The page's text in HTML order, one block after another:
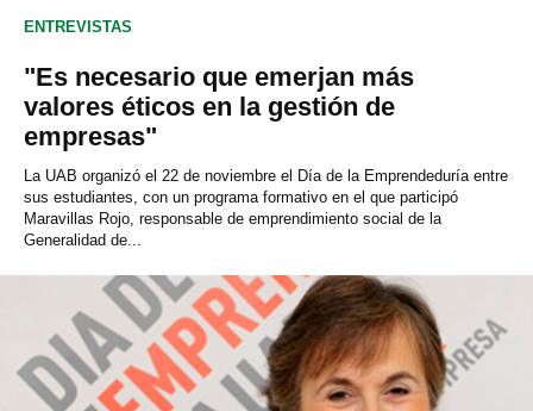
CRIMINOLOGÍA DERECHO
ENTREVISTAS
"Es necesario que emerjan más
valores éticos en la gestión de
empresas"
La UAB organizó el 22 de noviembre el Día de la Emprendeduría entre
sus estudiantes, con un programa formativo en el que participó
Maravillas Rojo, responsable de emprendimiento social de la
Generalidad de...